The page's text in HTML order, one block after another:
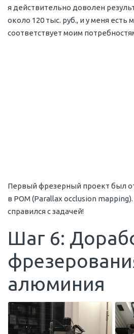
я действительно доволен
около 120 тыс. руб., и у меня есть
соответствует моим
Первый фрезерный проект был
в POM (Parallax occlusion
справился с задачей!
Шаг 6:
алюминия